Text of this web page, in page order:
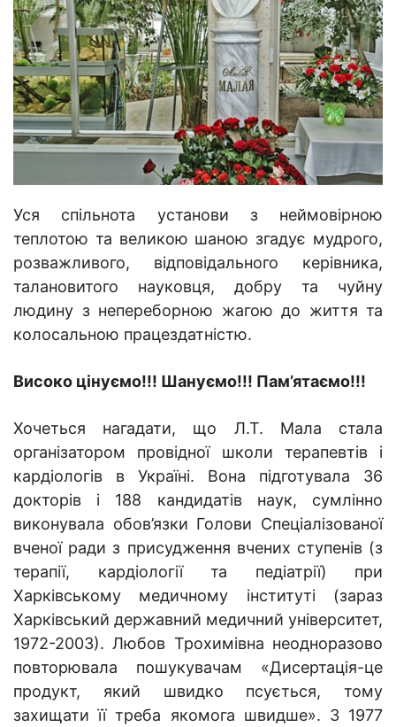
Уся спільнота установи з неймовірною
теплотою та великою шаною згадує мудрого,
розважливого, відповідального керівника,
талановитого науковця, добру та чуйну
людину з непереборною жагою до життя та
колосальною працездатністю.
Високо цінуємо!!! Шануємо!!! Пам’ятаємо!!!
Хочеться нагадати, що Л.Т. Мала стала
організатором провідної школи терапевтів і
кардіологів в Україні. Вона підготувала 36
докторів і 188 кандидатів наук, сумлінно
виконувала обов’язки Голови Спеціалізованої
вченої ради з присудження вчених ступенів (з
терапії, кардіології та педіатрії) при
Харківському медичному інституті (зараз
Харківський державний медичний університет,
1972-2003). Любов Трохимівна неодноразово
повторювала пошукувачам «Дисертація-це
продукт, який швидко псується, тому
захищати її треба якомога швидше». З 1977